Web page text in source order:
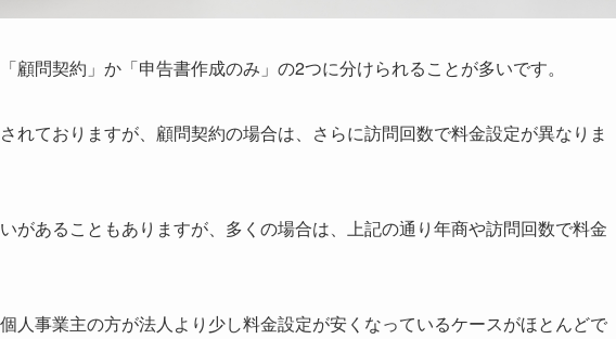
顧問契約」か「申告書作成のみ」の2つに分けられることが多いです。
れておりますが、顧問契約の場合は、さらに訪問回数で料金設定が異なりま
があることもありますが、多くの場合は、上記の通り年商や訪問回数で料金
人事業主の方が法人より少し料金設定が安くなっているケースがほとんどで